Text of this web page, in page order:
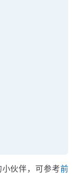
伙伴，可参考前